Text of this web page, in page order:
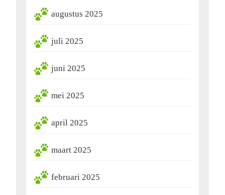
augustus 2025
juli 2025
juni 2025
mei 2025
april 2025
maart 2025
februari 2025